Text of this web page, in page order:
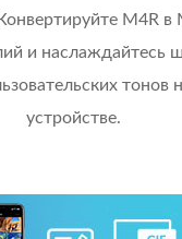
M4R в
и наслаждайтесь
тонов
устройстве.